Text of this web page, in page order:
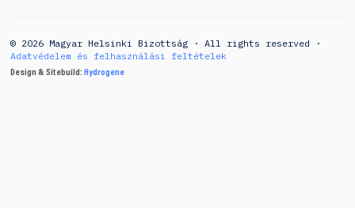
© 2026 Magyar Helsinki Bizottság · All rights reserved ·
Adatvédelem és felhasználási feltételek
Design & Sitebuild:Hydrogene